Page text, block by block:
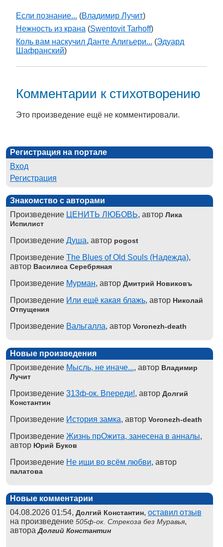
Если познание... (Владимир Лучит)
Нежность из крана (Swentovit Tarhoff)
Коль вам наскучил Данте Алигьери... (Эдуард
Шафранский)
Комментарии к стихотворению
Это произведение ещё не комментировали.
Регистрация на портале
Вход
Регистрация
Знакомство с авторами
Произведение ЦЕНИТЬ ЛЮБОВЬ, автор Лика
Испилист
Произведение Душа, автор pogost
Произведение The Blues of Old Souls (Надежда),
автор Василиса Серебряная
Произведение Мурман, автор Дмитрий Новиковъ
Произведение Или ещё какая блажь, автор Николай
Отпущения
Произведение Вальгалла, автор Voronezh-death
Новые произведения
Произведение Мысль, не иначе..., автор Владимир
Лучит
Произведение 313ф-ок. Впереди!, автор Долгий
Константин
Произведение История замка, автор Voronezh-death
Произведение Жизнь прОжита, занесена в анналы,
автор Юрий Буков
Произведение Не ищи во всём любви, автор
палатова
Новые комментарии
04.08.2026 01:54, Долгий Константин, оставил отзыв
на произведение 505ф-ок. Стрекоза без Муравья,
автораДолгий Константин